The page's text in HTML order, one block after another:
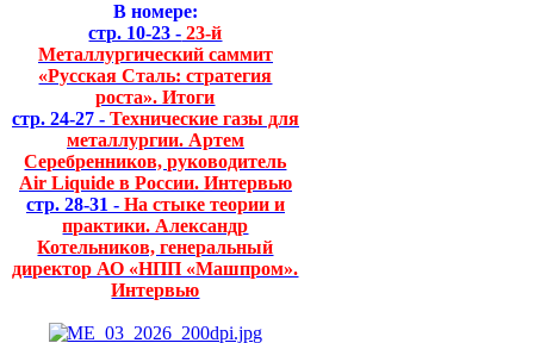
В номере:
стр. 10-23 - 23-й
Металлургический саммит
«Русская Сталь: стратегия
роста». Итоги
стр. 24-27 - Технические газы для
металлургии. Артем
Серебренников, руководитель
Air Liquide в России. Интервью
стр. 28-31 - На стыке теории и
практики. Александр
Котельников, генеральный
директор АО «НПП «Машпром».
Интервью